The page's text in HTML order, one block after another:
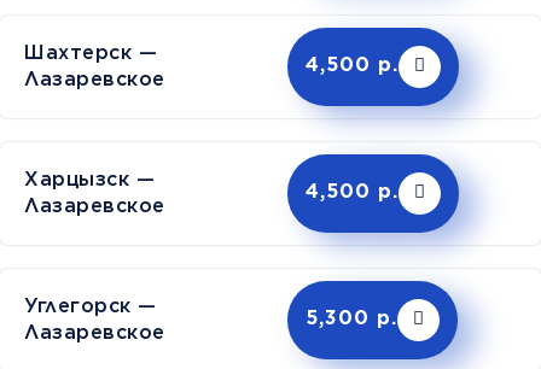
Шахтерск —
Лазаревское
4,500 р.
Харцызск —
Лазаревское
4,500 р.
Углегорск —
Лазаревское
5,300 р.